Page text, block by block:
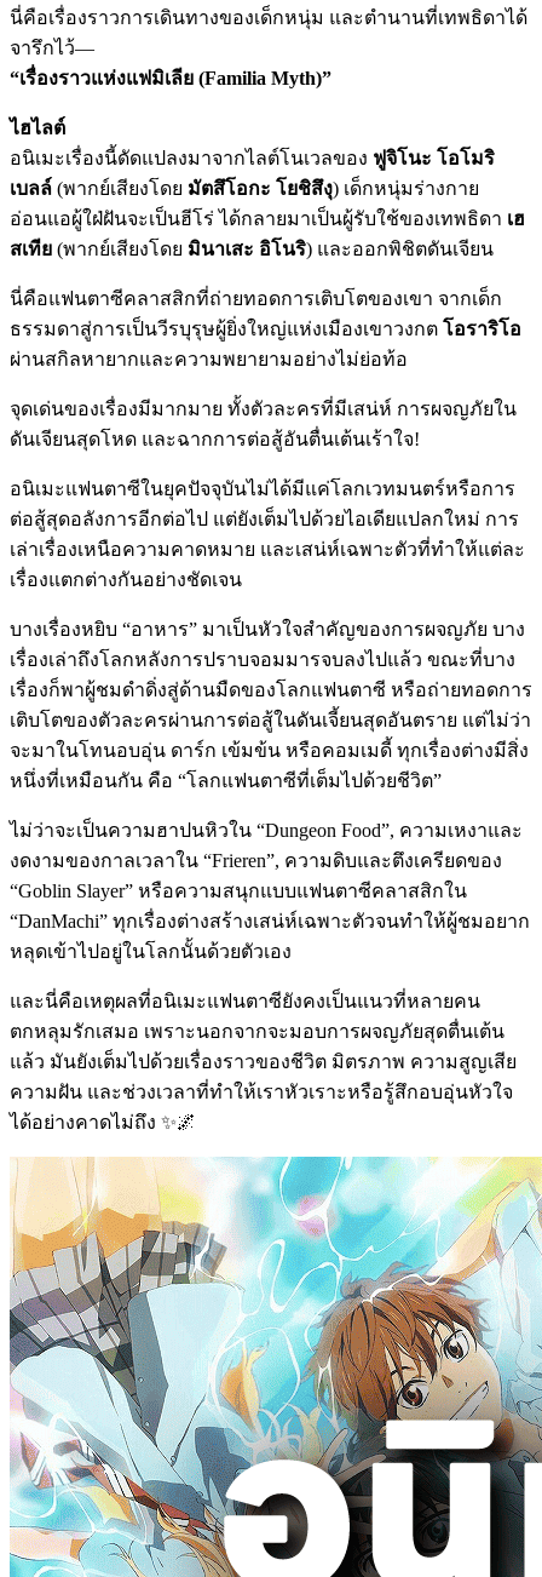
นี่คือเรื่องราวการเดินทางของเด็กหนุ่ม และตำนานที่เทพธิดาได้
จารึกไว้—
“เรื่องราวแห่งแฟมิเลีย (Familia Myth)”
ไฮไลต์
อนิเมะเรื่องนี้ดัดแปลงมาจากไลต์โนเวลของ ฟูจิโนะ โอโมริ
เบลล์ (พากย์เสียงโดย มัตสึโอกะ โยชิสึงุ) เด็กหนุ่มร่างกาย
อ่อนแอผู้ใฝ่ฝันจะเป็นฮีโร่ ได้กลายมาเป็นผู้รับใช้ของเทพธิดา เฮ
สเทีย (พากย์เสียงโดย มินาเสะ อิโนริ) และออกพิชิตดันเจียน
นี่คือแฟนตาซีคลาสสิกที่ถ่ายทอดการเติบโตของเขา จากเด็ก
ธรรมดาสู่การเป็นวีรบุรุษผู้ยิ่งใหญ่แห่งเมืองเขาวงกต โอราริโอ
ผ่านสกิลหายากและความพยายามอย่างไม่ย่อท้อ
จุดเด่นของเรื่องมีมากมาย ทั้งตัวละครที่มีเสน่ห์ การผจญภัยใน
ดันเจียนสุดโหด และฉากการต่อสู้อันตื่นเต้นเร้าใจ!
อนิเมะแฟนตาซีในยุคปัจจุบันไม่ได้มีแค่โลกเวทมนตร์หรือการ
ต่อสู้สุดอลังการอีกต่อไป แต่ยังเต็มไปด้วยไอเดียแปลกใหม่ การ
เล่าเรื่องเหนือความคาดหมาย และเสน่ห์เฉพาะตัวที่ทำให้แต่ละ
เรื่องแตกต่างกันอย่างชัดเจน
บางเรื่องหยิบ “อาหาร” มาเป็นหัวใจสำคัญของการผจญภัย บาง
เรื่องเล่าถึงโลกหลังการปราบจอมมารจบลงไปแล้ว ขณะที่บาง
เรื่องก็พาผู้ชมดำดิ่งสู่ด้านมืดของโลกแฟนตาซี หรือถ่ายทอดการ
เติบโตของตัวละครผ่านการต่อสู้ในดันเจี้ยนสุดอันตราย แต่ไม่ว่า
จะมาในโทนอบอุ่น ดาร์ก เข้มข้น หรือคอมเมดี้ ทุกเรื่องต่างมีสิ่ง
หนึ่งที่เหมือนกัน คือ “โลกแฟนตาซีที่เต็มไปด้วยชีวิต”
ไม่ว่าจะเป็นความฮาปนหิวใน “Dungeon Food”, ความเหงาและ
งดงามของกาลเวลาใน “Frieren”, ความดิบและตึงเครียดของ
“Goblin Slayer” หรือความสนุกแบบแฟนตาซีคลาสสิกใน
“DanMachi” ทุกเรื่องต่างสร้างเสน่ห์เฉพาะตัวจนทำให้ผู้ชมอยาก
หลุดเข้าไปอยู่ในโลกนั้นด้วยตัวเอง
และนี่คือเหตุผลที่อนิเมะแฟนตาซียังคงเป็นแนวที่หลายคน
ตกหลุมรักเสมอ เพราะนอกจากจะมอบการผจญภัยสุดตื่นเต้น
แล้ว มันยังเต็มไปด้วยเรื่องราวของชีวิต มิตรภาพ ความสูญเสีย
ความฝัน และช่วงเวลาที่ทำให้เราหัวเราะหรือรู้สึกอบอุ่นหัวใจ
ได้อย่างคาดไม่ถึง ✨🌌